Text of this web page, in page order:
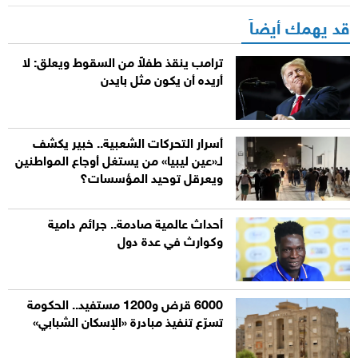
قد يهمك أيضاً
ترامب ينقذ طفلاً من السقوط ويعلق: لا
أريده أن يكون مثل بايدن
أسرار التحركات الشعبية.. خبير يكشف
لـ«عين ليبيا» من يستغل أوجاع المواطنين
ويعرقل توحيد المؤسسات؟
أحداث عالمية صادمة.. جرائم دامية
وكوارث في عدة دول
6000 قرض و1200 مستفيد.. الحكومة
تسرّع تنفيذ مبادرة «الإسكان الشبابي»